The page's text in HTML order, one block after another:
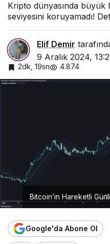
Kripto dünyasında büyük
seviyesini koruyamadı!
Elif Demir
9 Aralık 2024,
2dk, 19sn 4.874
Bitcoin’in Hareketli
Google'da Abone Ol